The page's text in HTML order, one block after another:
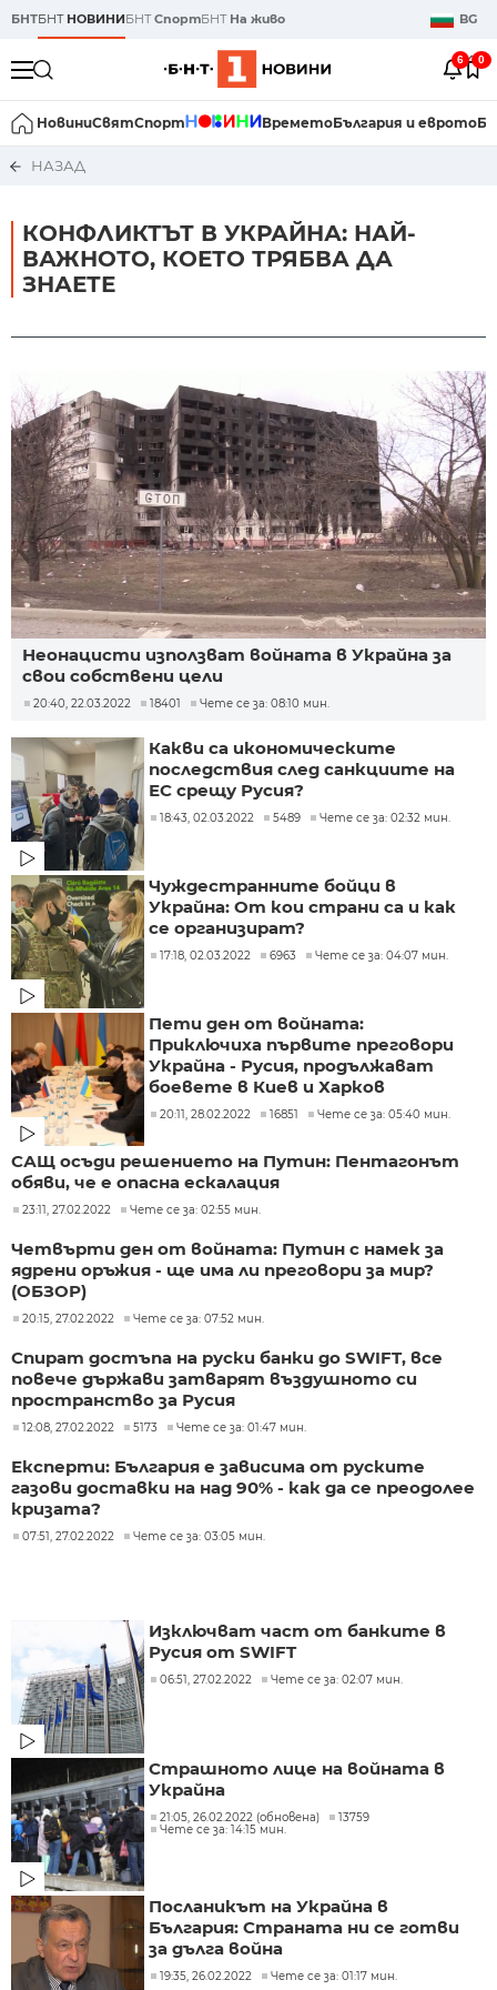
БНТБНТ НОВИНИБНТСпортБНТ На живо BG
6 0
НовиниСвятСпорт ВреметоБългария и еврото
НАЗАД
КОНФЛИКТЪТ В УКРАЙНА: НАЙ-
ВАЖНОТО, КОЕТО ТРЯБВА ДА
ЗНАЕТЕ
Неонацисти използват войната в Украйна за
свои собствени цели
20:40, 22.03.2022 18401 Чете се за: 08:10 мин.
Какви са икономическите
последствия след санкциите на
ЕС срещу Русия?
18:43, 02.03.2022 5489 Чете се за: 02:32 мин.
Чуждестранните бойци в
Украйна: От кои страни са и как
се организират?
17:18, 02.03.2022 6963 Чете се за: 04:07 мин.
Пети ден от войната:
Приключиха първите преговори
Украйна - Русия, продължават
боевете в Киев и Харков
20:11, 28.02.2022 16851 Чете се за: 05:40 мин.
САЩ осъди решението на Путин: Пентагонът
обяви, че е опасна ескалация
23:11, 27.02.2022 Чете се за: 02:55 мин.
Четвърти ден от войната: Путин с намек за
ядрени оръжия - ще има ли преговори за мир?
(ОБЗОР)
20:15, 27.02.2022 Чете се за: 07:52 мин.
Спират достъпа на руски банки до SWIFT, все
повече държави затварят въздушното си
пространство за Русия
12:08, 27.02.2022 5173 Чете се за: 01:47 мин.
Експерти: България е зависима от руските
газови доставки на над 90% - как да се преодолее
кризата?
07:51, 27.02.2022 Чете се за: 03:05 мин.
Изключват част от банките в
Русия от SWIFT
06:51, 27.02.2022 Чете се за: 02:07 мин.
Страшното лице на войната в
Украйна
21:05, 26.02.2022 (обновена)
13759
Чете се за: 14:15 мин.
Посланикът на Украйна в
България: Страната ни се готви
за дълга война
19:35, 26.02.2022 Чете се за: 01:17 мин.